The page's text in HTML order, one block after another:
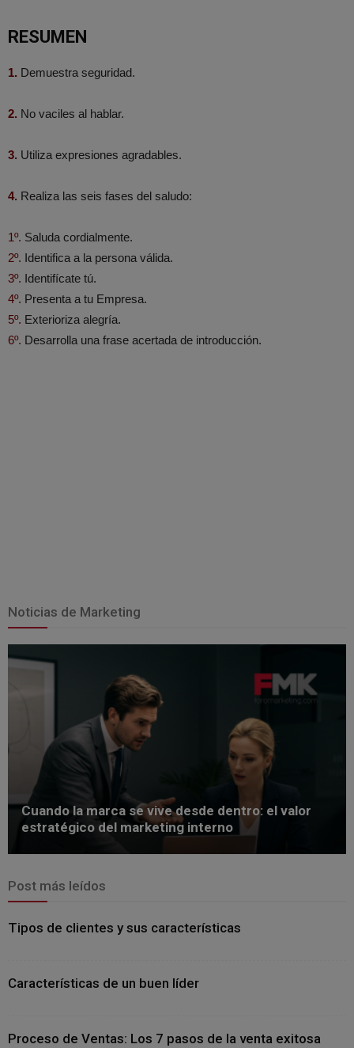
RESUMEN
1. Demuestra seguridad.
2. No vaciles al hablar.
3. Utiliza expresiones agradables.
4. Realiza las seis fases del saludo:
1º. Saluda cordialmente.
2º. Identifica a la persona válida.
3º. Identifícate tú.
4º. Presenta a tu Empresa.
5º. Exterioriza alegría.
6º. Desarrolla una frase acertada de introducción.
Noticias de Marketing
Cuando la marca se vive desde dentro: el valor
estratégico del marketing interno
Post más leídos
Tipos de clientes y sus características
Características de un buen líder
Proceso de Ventas: Los 7 pasos de la venta exitosa